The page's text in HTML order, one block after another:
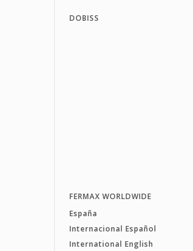
DOBISS
FERMAX WORLDWIDE
España
Internacional Español
International English